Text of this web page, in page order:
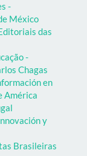
-
México
das
-
Chagas
en
América
y
Brasileiras